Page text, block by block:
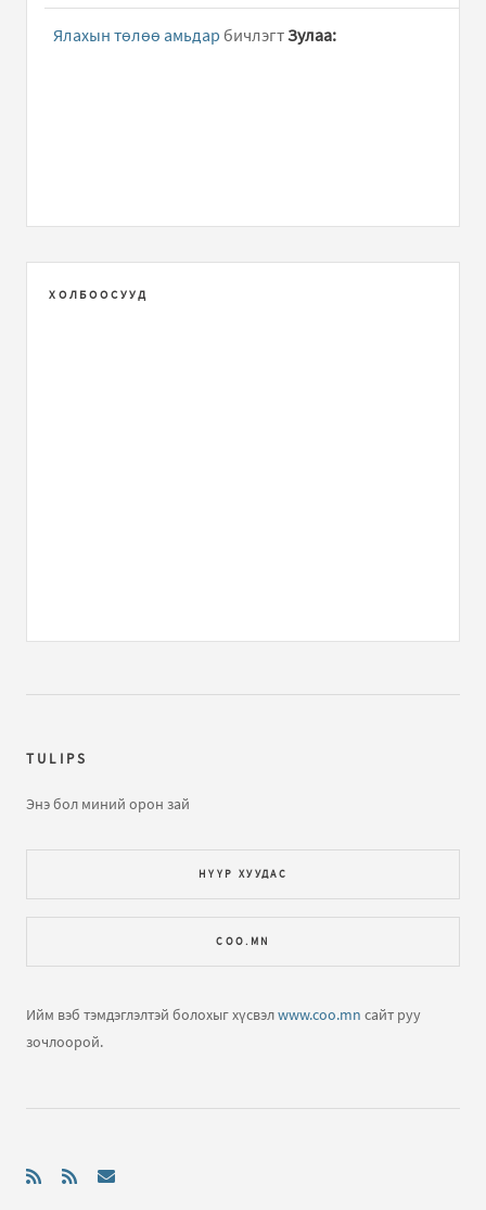
Ялахын төлөө амьдар бичлэгтЗулаа:
ХОЛБООСУУД
TULIPS
Энэ бол миний орон зай
НҮҮР ХУУДАС
COO.MN
Ийм вэб тэмдэглэлтэй болохыг хүсвэлwww.coo.mn сайт руу
зочлоорой.